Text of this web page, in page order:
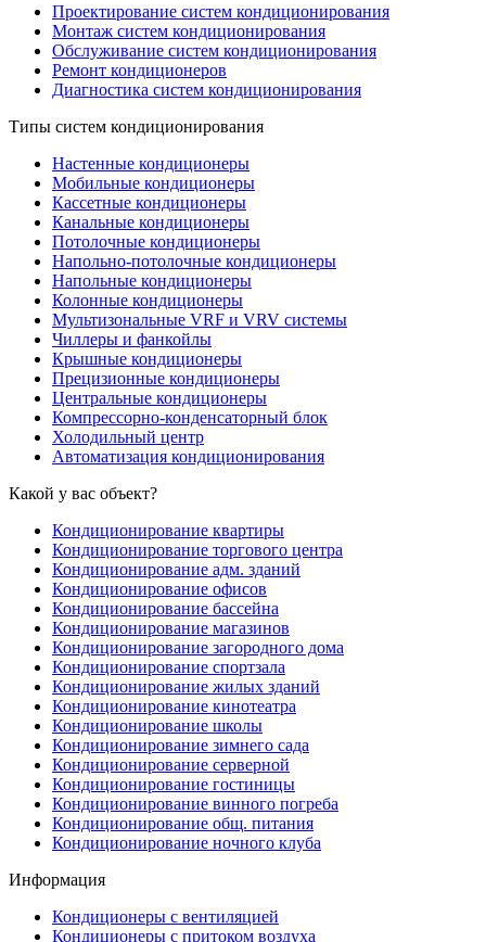
Проектирование систем кондиционирования
Монтаж систем кондиционирования
Обслуживание систем кондиционирования
Ремонт кондиционеров
Диагностика систем кондиционирования
Типы систем кондиционирования
Настенные кондиционеры
Мобильные кондиционеры
Кассетные кондиционеры
Канальные кондиционеры
Потолочные кондиционеры
Напольно-потолочные кондиционеры
Напольные кондиционеры
Колонные кондиционеры
Мультизональные VRF и VRV системы
Чиллеры и фанкойлы
Крышные кондиционеры
Прецизионные кондиционеры
Центральные кондиционеры
Компрессорно-конденсаторный блок
Холодильный центр
Автоматизация кондиционирования
Какой у вас объект?
Кондиционирование квартиры
Кондиционирование торгового центра
Кондиционирование адм. зданий
Кондиционирование офисов
Кондиционирование бассейна
Кондиционирование магазинов
Кондиционирование загородного дома
Кондиционирование спортзала
Кондиционирование жилых зданий
Кондиционирование кинотеатра
Кондиционирование школы
Кондиционирование зимнего сада
Кондиционирование серверной
Кондиционирование гостиницы
Кондиционирование винного погреба
Кондиционирование общ. питания
Кондиционирование ночного клуба
Информация
Кондиционеры с вентиляцией
Кондиционеры с притоком воздуха